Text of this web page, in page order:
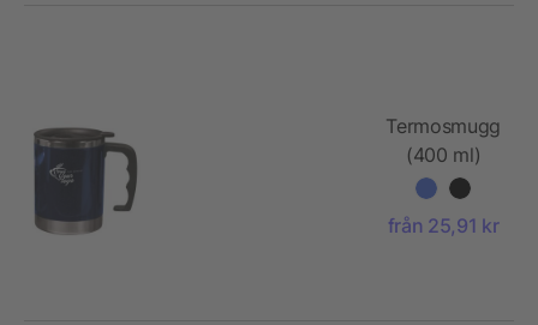
Termosmugg
(400 ml)
från 25,91 kr